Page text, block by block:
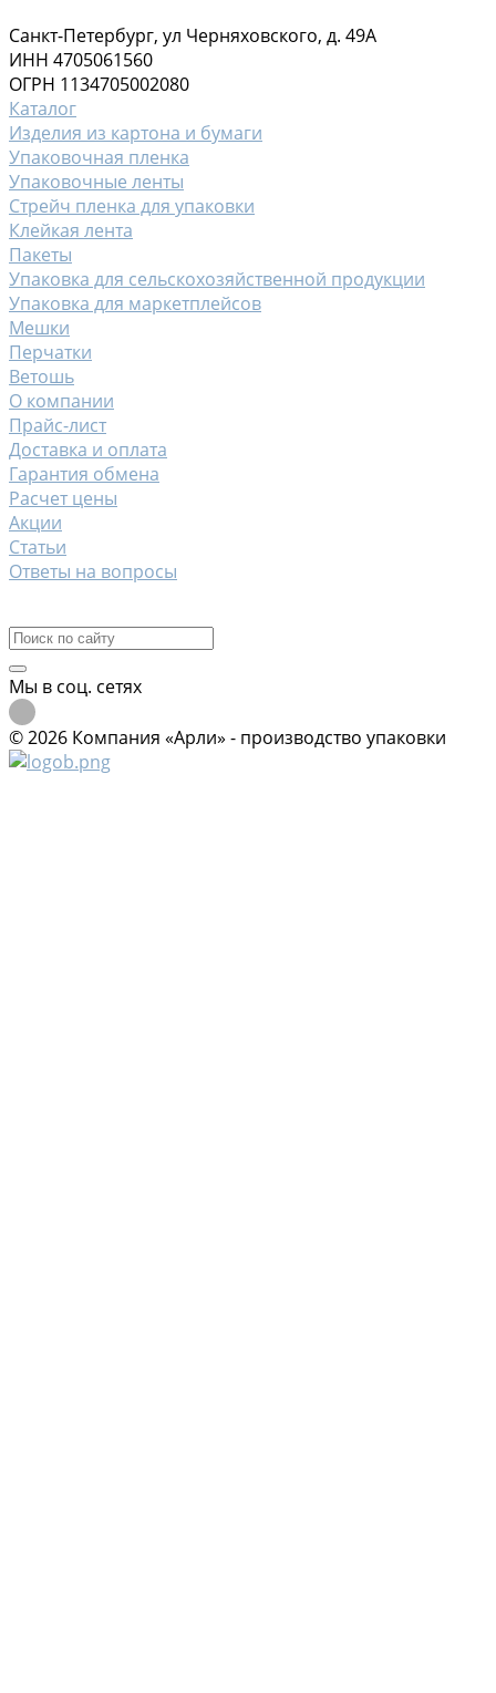
Санкт-Петербург, ул Черняховского, д. 49А
ИНН 4705061560
ОГРН 1134705002080
Каталог
Изделия из картона и бумаги
Упаковочная пленка
Упаковочные ленты
Стрейч пленка для упаковки
Клейкая лента
Пакеты
Упаковка для сельскохозяйственной продукции
Упаковка для маркетплейсов
Мешки
Перчатки
Ветошь
О компании
Прайс-лист
Доставка и оплата
Гарантия обмена
Расчет цены
Акции
Статьи
Ответы на вопросы
Мы в соц. сетях
© 2026 Компания «Арли» - производство упаковки